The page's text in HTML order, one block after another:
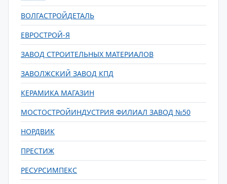
ВОЛГАСТРОЙДЕТАЛЬ
ЕВРОСТРОЙ-Я
ЗАВОД СТРОИТЕЛЬНЫХ МАТЕРИАЛОВ
ЗАВОЛЖСКИЙ ЗАВОД КПД
КЕРАМИКА МАГАЗИН
МОСТОСТРОЙИНДУСТРИЯ ФИЛИАЛ ЗАВОД №50
НОРДВИК
ПРЕСТИЖ
РЕСУРСИМПЕКС